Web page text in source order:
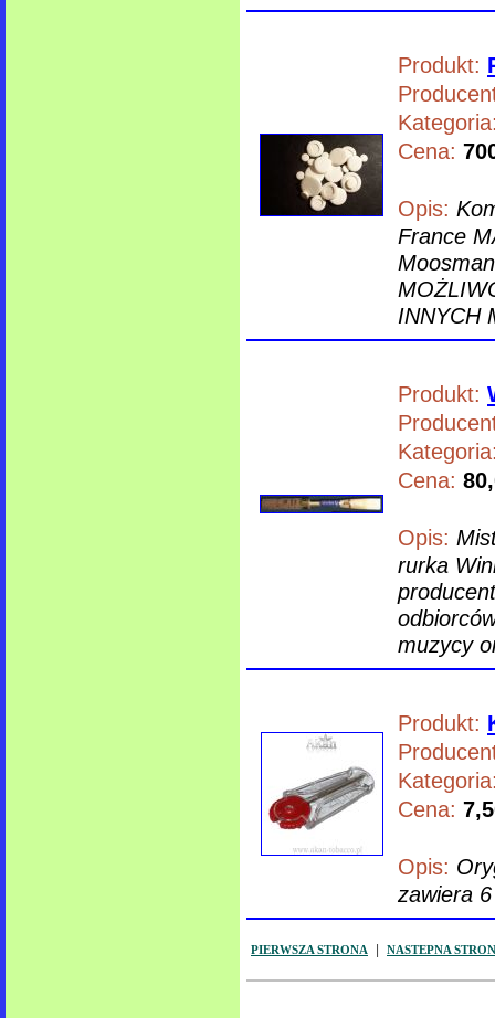
Produkt:
Cena:
Opis:
France
INNYCH
Produkt:
Cena:
Opis:
rurka
muzycy
Produkt:
Cena:
Opis:
zawiera
PIERWSZA STRONA NASTEPNA